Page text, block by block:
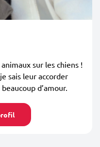
sur les chiens !
sais leur accorder
d’amour.